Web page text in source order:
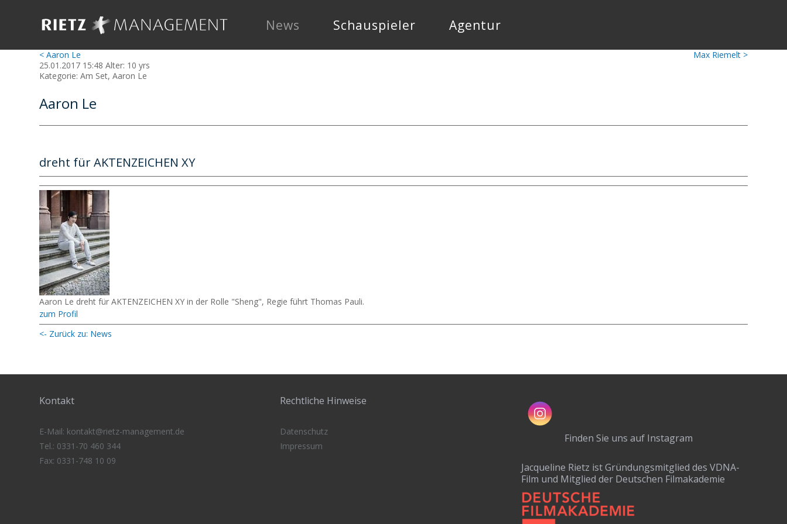
News Schauspieler Agentur
Max Riemelt >
< Aaron Le
25.01.2017 15:48 Alter: 10 yrs
Kategorie: Am Set, Aaron Le
Aaron Le
dreht für AKTENZEICHEN XY
Aaron Le dreht für AKTENZEICHEN XY in der Rolle "Sheng", Regie führt Thomas Pauli.
zum Profil
<- Zurück zu: News
Kontakt
E-Mail: kontakt@rietz-management.de
Tel.: 0331-70 460 344
Fax: 0331-748 10 09
Rechtliche Hinweise
Datenschutz
Impressum
Finden Sie uns auf Instagram
Jacqueline Rietz ist Gründungsmitglied des VDNA-
Film und Mitglied der Deutschen Filmakademie